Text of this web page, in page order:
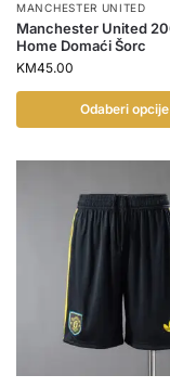
MANCHESTER UNITED
Manchester United
Home Domaći Šorc
KM45.00
Odaberi opcije